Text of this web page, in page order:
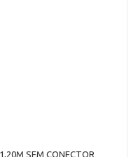
SEM CONECTOR